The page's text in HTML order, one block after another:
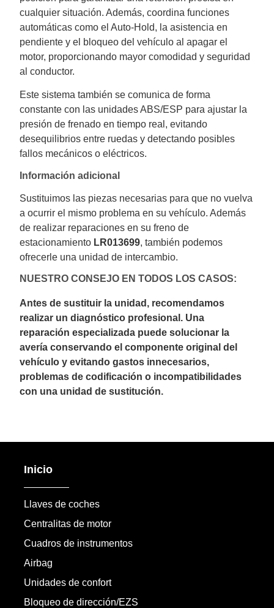
cualquier situación. Además, coordina funciones
automáticas como el Auto-Hold, la asistencia en
pendiente y el bloqueo del vehículo al apagar el
motor, proporcionando mayor comodidad y seguridad
al conductor.
Este sistema también se comunica de forma
constante con las unidades ABS/ESP para ajustar la
presión de frenado en tiempo real, evitando
desequilibrios entre ruedas y detectando posibles
fallos mecánicos o eléctricos.
Información adicional
Sustituimos las piezas necesarias para que no vuelva
a ocurrir el mismo problema en su vehículo. Además
de realizar reparaciones en su freno de
estacionamiento LR013699, también podemos
ofrecerle una unidad de intercambio.
NUESTRO CONSEJO EN TODOS LOS CASOS:
Antes de sustituir la unidad, recomendamos
realizar un diagnóstico profesional. Una
reparación especializada puede solucionar la
avería conservando el componente original del
vehículo y evitando gastos innecesarios,
problemas de codificación o incompatibilidades
con una unidad de sustitución.
Inicio
Llaves de coches
Centralitas de motor
Cuadros de instrumentos
Airbag
Unidades de confort
Bloqueo de dirección/EZS